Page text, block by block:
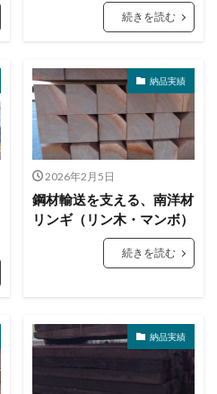
続きを読む
納品実績
2026年2月5日
鋼材輸送を支える、南洋材
リンギ（リン木・マンボ）
続きを読む
納品実績